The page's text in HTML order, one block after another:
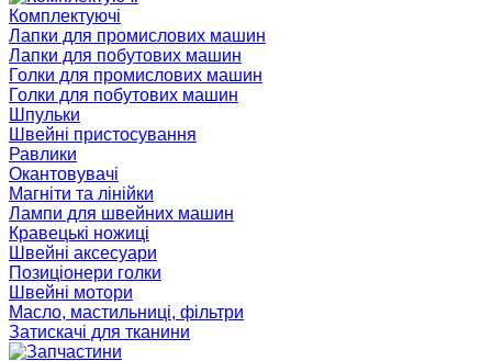
Комплектуючі
Лапки для промислових машин
Лапки для побутових машин
Голки для промислових машин
Голки для побутових машин
Шпульки
Швейні пристосування
Равлики
Окантовувачі
Магніти та лінійки
Лампи для швейних машин
Кравецькі ножиці
Швейні аксесуари
Позиціонери голки
Швейні мотори
Масло, мастильниці, фільтри
Затискачі для тканини